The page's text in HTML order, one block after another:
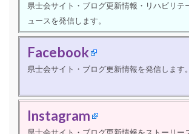
県士会サイト・ブログ更新情報・リハビリテ
ュースを発信します。
Facebook
県士会サイト・ブログ更新情報を発信します。
Instagram